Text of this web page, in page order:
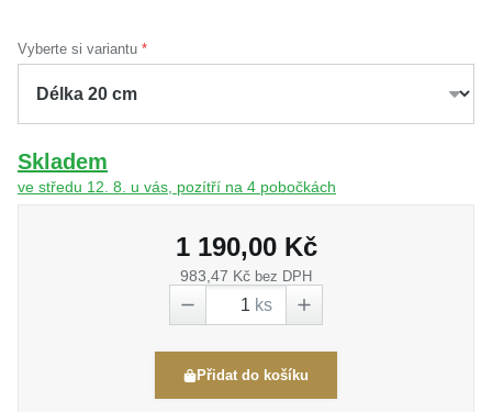
Vyberte si variantu
Skladem
ve středu 12. 8. u vás, pozítří na 4 pobočkách
1 190,00 Kč
983,47 Kč bez DPH
ks
Přidat do košíku